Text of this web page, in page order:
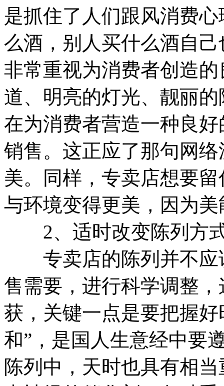
是抓住了人们跟风消费
么酒，别人买什么酒自
非常重视为消费者创造
道、明亮的灯光、靓丽
在为消费者营造一种良
销售。这正应了那句网
美。同样，专卖店想要
与环境变得更美，因为
2、适时改变陈列方
专卖店的陈列并不应
售需要，进行科学调整
获，关键一点是要把握
和”，是国人生意经中要
陈列中，天时也具有相